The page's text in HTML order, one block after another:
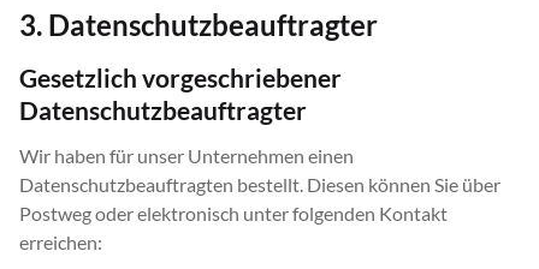
3. Datenschutzbeauftragter
Gesetzlich vorgeschriebener
Datenschutzbeauftragter
Wir haben für unser Unternehmen einen
Datenschutzbeauftragten bestellt. Diesen können Sie über
Postweg oder elektronisch unter folgenden Kontakt
erreichen: